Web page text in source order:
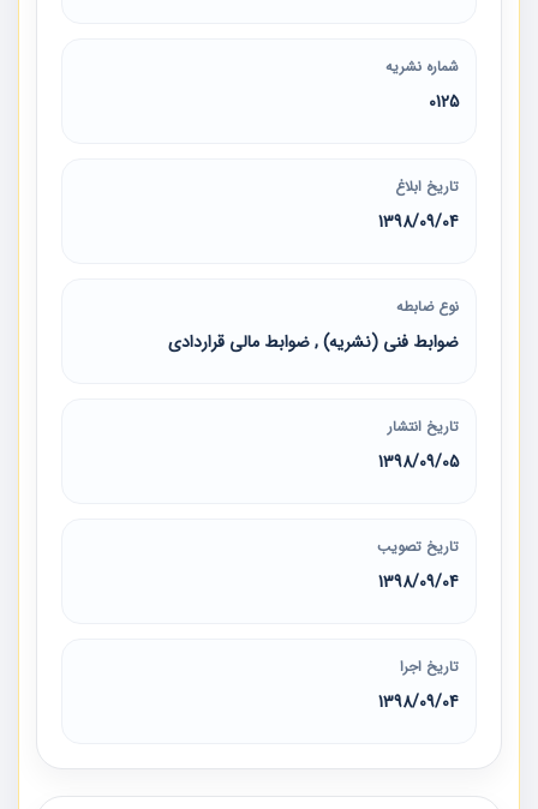
شماره نشریه
0125
تاریخ ابلاغ
1398/09/04
نوع ضابطه
ضوابط فنی (نشریه) , ضوابط مالی قراردادی
تاریخ انتشار
1398/09/05
تاریخ تصویب
1398/09/04
تاریخ اجرا
1398/09/04